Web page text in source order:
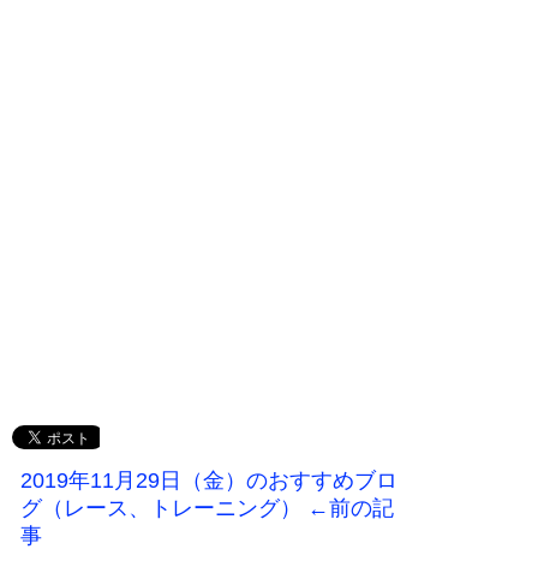
2019年11月29日（金）のおすすめブロ
グ（レース、トレーニング） ←前の記
事